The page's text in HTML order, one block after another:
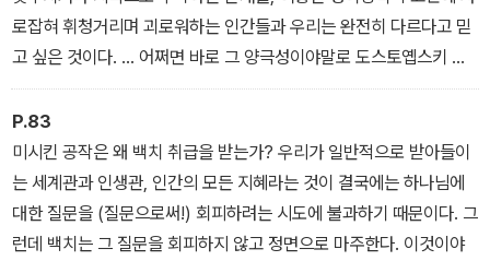
시하면서, 바로 그것이 현존한다는 사실의 증거이자 표징이 된다.
로잡혀 휘청거리며 괴로워하는 인간들과 우리는 완전히 다르다고 믿
고 싶은 것이다. … 어쩌면 바로 그 양극성이야말로 도스토옙스키 인
간관의 총체적인 의미일 수도 있다. 그러므로 우려 섞인 눈빛으로 도
스토옙스키를 거부하는 사람들이 그의 작품에서 드러난 비인간적이
고 탈속적인 특성 때문에 싫어하기도 하지만, 너무나도 인간적이고
세속적인 특성 때문에 싫어하기도 하는 것은 지극히 당연한 일이다.
그 둘이 동전의 양면과 같기 때문이다.
P.83
미시킨 공작은 왜 백치 취급을 받는가? 우리가 일반적으로 받아들이
는 세계관과 인생관, 인간의 모든 지혜라는 것이 결국에는 하나님에
대한 질문을 (질문으로써!) 회피하려는 시도에 불과하기 때문이다. 그
런데 백치는 그 질문을 회피하지 않고 정면으로 마주한다. 이것이야